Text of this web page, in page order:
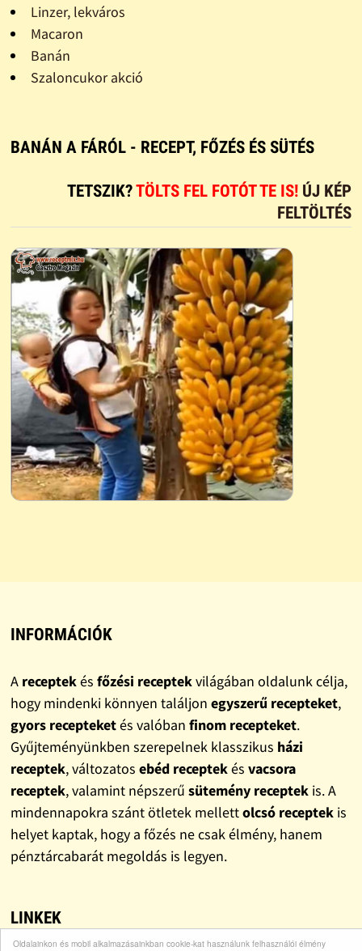
Oldalainkon és mobil alkalmazásainkban cookie-kat használunk felhasználói élmény
Linzer, lekváros
Macaron
Banán
Szaloncukor akció
BANÁN A FÁRÓL - RECEPT, FŐZÉS ÉS SÜTÉS
TETSZIK?TÖLTS FEL FOTÓT TE IS! ÚJ KÉP
FELTÖLTÉS
INFORMÁCIÓK
A receptekés főzési receptekvilágában oldalunk célja,
hogy mindenki könnyen találjon egyszerű recepteket,
gyors recepteketés valóban finom recepteket.
Gyűjteményünkben szerepelnek klasszikus házi
receptek, változatos ebéd receptekés vacsora
receptek, valamint népszerű sütemény receptekis. A
mindennapokra szánt ötletek mellettolcsó receptekis
helyet kaptak, hogy a főzés ne csak élmény, hanem
pénztárcabarát megoldás is legyen.
LINKEK